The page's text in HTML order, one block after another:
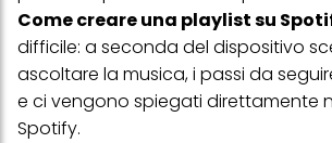
Come creare una playlist su
difficile: a seconda del dispositivo
ascoltare la musica, i passi da
e ci vengono spiegati direttamente
Spotify.